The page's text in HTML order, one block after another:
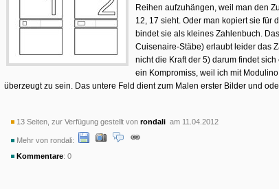
Reihen aufzuhängen, weil man den
12, 17 sieht. Oder man kopiert sie für
bindet sie als kleines Zahlenbuch.
Cuisenaire-Stäbe) erlaubt leider das
nicht die Kraft der 5) darum findet
ein Kompromiss, weil ich mit
überzeugt zu sein. Das untere Feld dient zum Malen erster Bilder und
13 Seiten, zur Verfügung gestellt von rondali am 11.04.2012
Mehr von rondali:
Kommentare: 0